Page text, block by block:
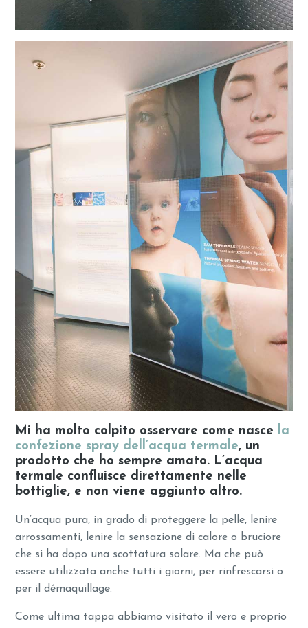
Mi ha molto colpito osservare come nasce
la
confezione spray dell’acqua termale, un
prodotto che ho sempre amato. L’acqua
termale confluisce direttamente nelle
bottiglie, e non viene aggiunto altro.
Un’acqua pura, in grado di proteggere la pelle, lenire
arrossamenti, lenire la sensazione di calore o bruciore
che si ha dopo una scottatura solare. Ma che può
essere utilizzata anche tutti i giorni, per rinfrescarsi o
per il démaquillage.
Come ultima tappa abbiamo visitato il vero e proprio